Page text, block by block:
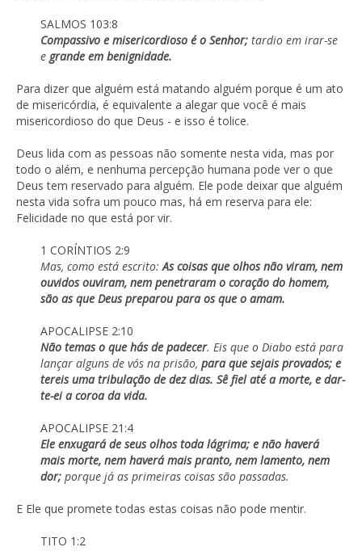
SALMOS 103:8
Compassivo e misericordioso é o Senhor; tardio em irar-se
e grande em benignidade.
Para dizer que alguém está matando alguém porque é um ato
de misericórdia, é equivalente a alegar que você é mais
misericordioso do que Deus - e isso é tolice.
Deus lida com as pessoas não somente nesta vida, mas por
todo o além, e nenhuma percepção humana pode ver o que
Deus tem reservado para alguém. Ele pode deixar que alguém
nesta vida sofra um pouco mas, há em reserva para ele:
Felicidade no que está por vir.
1 CORÍNTIOS 2:9
Mas, como está escrito:As coisas que olhos não viram, nem
ouvidos ouviram, nem penetraram o coração do homem,
são as que Deus preparou para os que o amam.
APOCALIPSE 2:10
Não temas o que hás de padecer. Eis que o Diabo está para
lançar alguns de vós na prisão, para que sejais provados; e
tereis uma tribulação de dez dias. Sê fiel até a morte, e dar-
te-ei a coroa da vida.
APOCALIPSE 21:4
Ele enxugará de seus olhos toda lágrima; e não haverá
mais morte, nem haverá mais pranto, nem lamento, nem
dor; porque já as primeiras coisas são passadas.
E Ele que promete todas estas coisas não pode mentir.
TITO 1:2